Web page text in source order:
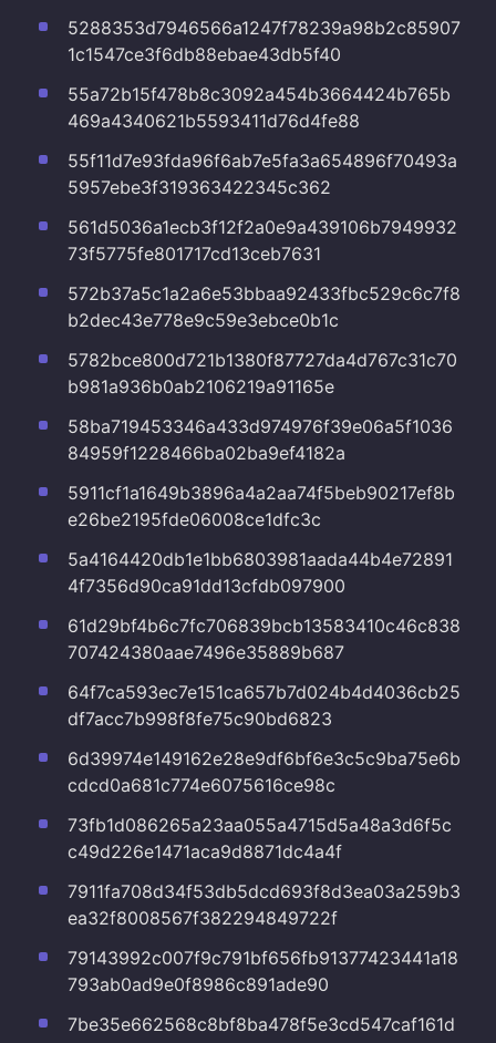
5288353d7946566a1247f78239a98b2c85907
1c1547ce3f6db88ebae43db5f40
55a72b15f478b8c3092a454b3664424b765b
469a4340621b5593411d76d4fe88
55f11d7e93fda96f6ab7e5fa3a654896f70493a
5957ebe3f319363422345c362
561d5036a1ecb3f12f2a0e9a439106b7949932
73f5775fe801717cd13ceb7631
572b37a5c1a2a6e53bbaa92433fbc529c6c7f8
b2dec43e778e9c59e3ebce0b1c
5782bce800d721b1380f87727da4d767c31c70
b981a936b0ab2106219a91165e
58ba719453346a433d974976f39e06a5f1036
84959f1228466ba02ba9ef4182a
5911cf1a1649b3896a4a2aa74f5beb90217ef8b
e26be2195fde06008ce1dfc3c
5a4164420db1e1bb6803981aada44b4e72891
4f7356d90ca91dd13cfdb097900
61d29bf4b6c7fc706839bcb13583410c46c838
707424380aae7496e35889b687
64f7ca593ec7e151ca657b7d024b4d4036cb25
df7acc7b998f8fe75c90bd6823
6d39974e149162e28e9df6bf6e3c5c9ba75e6b
cdcd0a681c774e6075616ce98c
73fb1d086265a23aa055a4715d5a48a3d6f5c
c49d226e1471aca9d8871dc4a4f
7911fa708d34f53db5dcd693f8d3ea03a259b3
ea32f8008567f382294849722f
79143992c007f9c791bf656fb91377423441a18
793ab0ad9e0f8986c891ade90
7be35e662568c8bf8ba478f5e3cd547caf161d